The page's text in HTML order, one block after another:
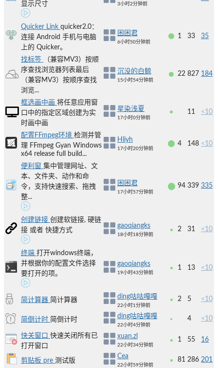
显示尺寸 3小时2分钟前
Quicker Link quicker2.0：
连接 Android 手机与电脑
上的 Quicker。
困困君
6小时50分钟前
1 33 35
找标签
（兼容MV3）按顺
序查找浏览器列表最后
（兼容MV3）按顺序查找
浏览...
沉没的白鲸
15小时54分钟前
22 827 184
框选画中画 将任意应用窗
口中的指定区域创建为实
时画中画
星染浅夏
17小时0分钟前
11 <10
配置FFmpeg环境 检测并管
理 FFmpeg Gyan Windows
x64 release full build...
Hliyh
17小时20分钟前
4 148 <10
便利窗 集中管理网址、文
本、文件夹、动作和命
令，支持快速搜索、拖拽
整...
困困君
17小时57分钟前
94 339 335
创建链接 创建软链接, 硬链
接 或者 快捷方式
gaoqiangks
18小时18分钟前
2 31 <10
终端 打开windows终端，
并根据你的配置文件选择
要打开的项。
gaoqiangks
19小时43分钟前
1 13 <10
简计算器 简计算器 ding咕咕嘎嘎
22小时1分钟前
2 5 <10
简倒计时 简倒计时 ding咕咕嘎嘎
22小时4分钟前
4 <10
快关窗口 快速关闭所有已
打开窗口
xuan.zl
22小时34分钟前
1 55 16
剪贴板 pre 测试版
Cea
22小时59分钟前
81 286 201